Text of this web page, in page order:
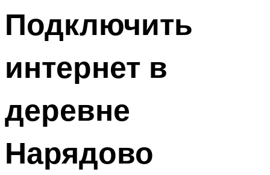
Подключить
интернет в
деревне
Нарядово